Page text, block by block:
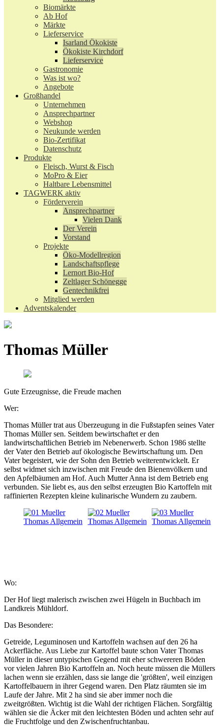
Biomärkte
Ab Hof
Märkte
Lieferservice
Isarland Ökokiste
Ökokiste Kirchdorf
Lieferservice
Gastronomie
Was ist wo?
Angebote
Großhandel
Unternehmen
Ansprechpartner
Webshop
Neukunde werden
Bio-Zertifikat
Datenschutz
Produkte
Fleisch, Wurst & Fisch
MoPro & Eier
Haltbare Lebensmittel
TAGWERK aktiv
Förderverein
Ansprechpartner
Vielen Dank
Der Verein
Vorstand
Projekte
Öko-Modellregion
Landschaftspflege
Lernort Bio-Hof
Zeltlager Schönegge
Gentechnikfrei
Mitglied werden
Adventskalender
Thomas Müller
Gute Erzeugnisse, die Freude machen
Wer:
Thomas Müller trat aus Überzeugung in die Fußstapfen seines Vater
Thomas Müller sen. Seitdem bewirtschaftet er den
landwirtschaftlichen Betrieb im Nebenerwerb. Schon 1986 stellte
der Vater den Betrieb auf ökologische Bewirtschaftung um. Den
Vater begeistert, wie der Sohn den Betrieb weiterentwickelt. Er
selbst widmet sich inzwischen mit Freude den Bienenvölkern und
den Apfelbäumen am Hof. Auch Mutter Anna ist dem Betrieb eng
verbunden. Sie liebt es, aus den selbst erzeugten Bio Kartoffeln mit
raffinierten Rezepten kleine kulinarische Wundern zu zaubern.
Wo:
Der Hof liegt malerisch zwischen zwei Hügeln in Buchbach im
Landkreis Mühldorf.
Das Besondere:
Getreide, Leguminosen und Kartoffeln wachsen auf den 26 ha
Ackerfläche. Aus Liebe zur Kartoffel baute schon Vater Thomas
Müller in dieser untypischen Gegend mit eher schwereren Böden
vor vielen Jahren Bio Kartoffeln an. Noch heute müssen die Müllers
lachen wenn sie erzählen, dass sie lange die 'größten', weil einzigen
Kartoffelbauern in ihrer Gegend waren. Den Platz räumten sie im
Laufe der Jahre. Mit 2 ha sind sie aber immer noch die
zweitgrößten. Wichtig ist die Wahl der richtigen Flächen. Sorgfältig
wählen sie die Äcker mit den leichtesten Böden und achten sehr auf
die Fruchtfolge und den Zwischenfruchtanbau.